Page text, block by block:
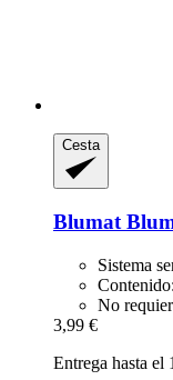
Cesta
Blumat
Sistema
No
3,99 €
Entrega hasta el